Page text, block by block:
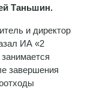
Таньшин.
и директор
ИА «2
завершения